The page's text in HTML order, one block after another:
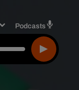
Podcasts
L.e.j